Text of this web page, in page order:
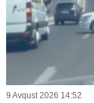
9 Avqust 2026 14:52